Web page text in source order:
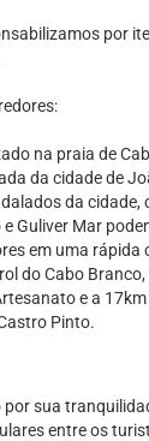
por
na praia de
da cidade de
da cidade,
Guliver Mar
em uma rápida
do Cabo
e a
Pinto.
sua
entre os